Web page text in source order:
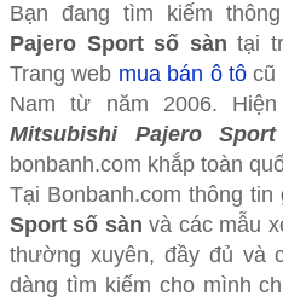
Bạn đang tìm kiếm
Pajero Sport số sàn tại
Trang web mua bán ô tôcũ
Nam từ năm 2006.
Mitsubishi Pajero
bonbanh.com khắp toàn
Tại Bonbanh.com thông tin
Sport số sàn và các mẫu
thường xuyên, đầy đủ và
dàng tìm kiếm cho mình